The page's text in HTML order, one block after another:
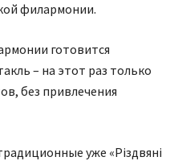
филармонии.
готовится
– на этот раз только
без привлечения
уже «Різдвяні